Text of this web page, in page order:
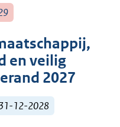
en veilig
2027
12-2028